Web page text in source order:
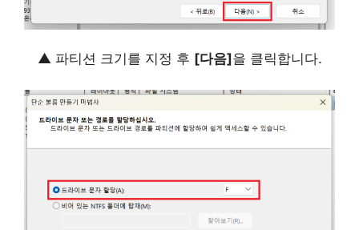
▲ 파티션 크기를 지정 후 [다음]을 클릭합니다.